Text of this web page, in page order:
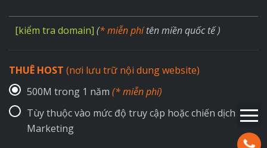
Hotline:
[kiểm tra domain] (* miễn phítên miền quốc tế )
THUÊ HOST (nơi lưu trữ nội dung website)
500M trong 1 năm (* miễn phí)
Tùy thuộc vào mức độ truy cập hoặc chiến dịch
Marketing